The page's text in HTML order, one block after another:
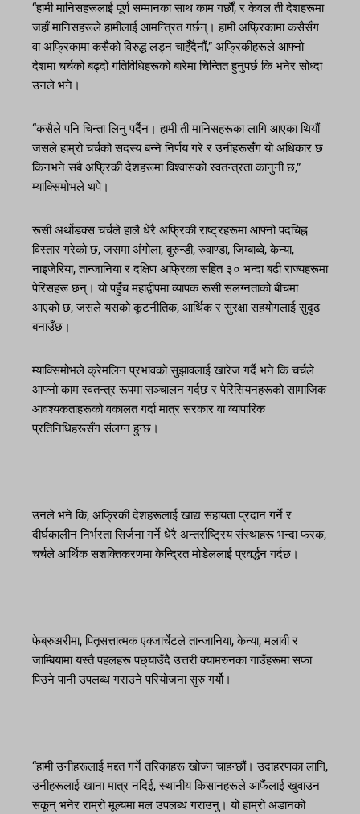
“हामी मानिसहरूलाई पूर्ण सम्मानका साथ काम गर्छौं, र केवल ती देशहरूमा
जहाँ मानिसहरूले हामीलाई आमन्त्रित गर्छन्। हामी अफ्रिकामा कसैसँग
वा अफ्रिकामा कसैको विरुद्ध लड्न चाहँदैनौं,” अफ्रिकीहरूले आफ्नो
देशमा चर्चको बढ्दो गतिविधिहरूको बारेमा चिन्तित हुनुपर्छ कि भनेर सोध्दा
उनले भने।
“कसैले पनि चिन्ता लिनु पर्दैन। हामी ती मानिसहरूका लागि आएका थियौं
जसले हाम्रो चर्चको सदस्य बन्ने निर्णय गरे र उनीहरूसँग यो अधिकार छ
किनभने सबै अफ्रिकी देशहरूमा विश्वासको स्वतन्त्रता कानुनी छ,”
म्याक्सिमोभले थपे।
रूसी अर्थोडक्स चर्चले हालै धेरै अफ्रिकी राष्ट्रहरूमा आफ्नो पदचिह्न
विस्तार गरेको छ, जसमा अंगोला, बुरुन्डी, रुवाण्डा, जिम्बाब्वे, केन्या,
नाइजेरिया, तान्जानिया र दक्षिण अफ्रिका सहित ३० भन्दा बढी राज्यहरूमा
पेरिसहरू छन्। यो पहुँच महाद्वीपमा व्यापक रूसी संलग्नताको बीचमा
आएको छ, जसले यसको कूटनीतिक, आर्थिक र सुरक्षा सहयोगलाई सुदृढ
बनाउँछ।
म्याक्सिमोभले क्रेमलिन प्रभावको सुझावलाई खारेज गर्दै भने कि चर्चले
आफ्नो काम स्वतन्त्र रूपमा सञ्चालन गर्दछ र पेरिसियनहरूको सामाजिक
आवश्यकताहरूको वकालत गर्दा मात्र सरकार वा व्यापारिक
प्रतिनिधिहरूसँग संलग्न हुन्छ।
उनले भने कि, अफ्रिकी देशहरूलाई खाद्य सहायता प्रदान गर्ने र
दीर्घकालीन निर्भरता सिर्जना गर्ने धेरै अन्तर्राष्ट्रिय संस्थाहरू भन्दा फरक,
चर्चले आर्थिक सशक्तिकरणमा केन्द्रित मोडेललाई प्रवर्द्धन गर्दछ।
फेब्रुअरीमा, पितृसत्तात्मक एक्जार्चेटले तान्जानिया, केन्या, मलावी र
जाम्बियामा यस्तै पहलहरू पछ्याउँदै उत्तरी क्यामरुनका गाउँहरूमा सफा
पिउने पानी उपलब्ध गराउने परियोजना सुरु गर्यो।
“हामी उनीहरूलाई मद्दत गर्ने तरिकाहरू खोज्न चाहन्छौं। उदाहरणका लागि,
उनीहरूलाई खाना मात्र नदिई, स्थानीय किसानहरूले आफैंलाई खुवाउन
सकून् भनेर राम्रो मूल्यमा मल उपलब्ध गराउनु। यो हाम्रो अडानको